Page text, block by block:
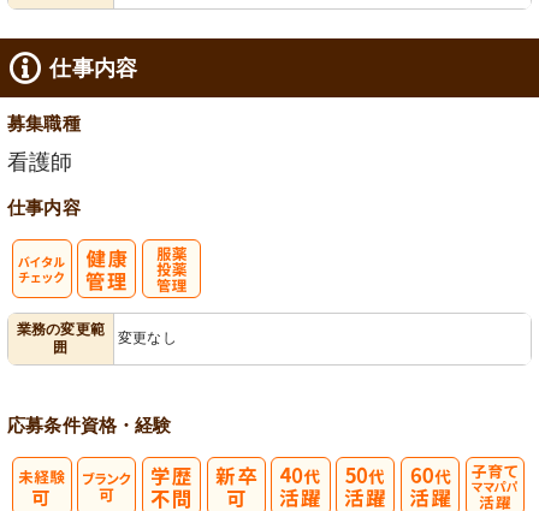
仕事内容
募集職種
看護師
仕事内容
業務の変更範
囲
変更なし
応募条件資格・経験